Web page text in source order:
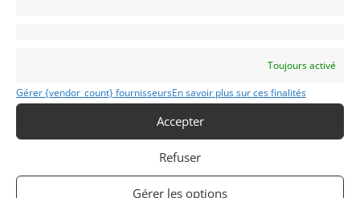
Toujours activé
Gérer {vendor_count} fournisseursEn savoir plus sur ces finalités
Accepter
Refuser
Gérer les options
Modifier mon annonce
Contacter le vendeur par mail